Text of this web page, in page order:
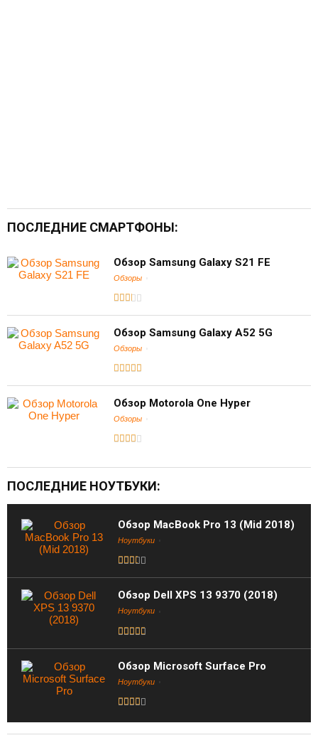
ПОСЛЕДНИЕ СМАРТФОНЫ:
Обзор Samsung Galaxy S21 FE
Обзоры
Обзор Samsung Galaxy A52 5G
Обзоры
Обзор Motorola One Hyper
Обзоры
ПОСЛЕДНИЕ НОУТБУКИ:
Обзор MacBook Pro 13 (Mid 2018)
Ноутбуки
Обзор Dell XPS 13 9370 (2018)
Ноутбуки
Обзор Microsoft Surface Pro
Ноутбуки